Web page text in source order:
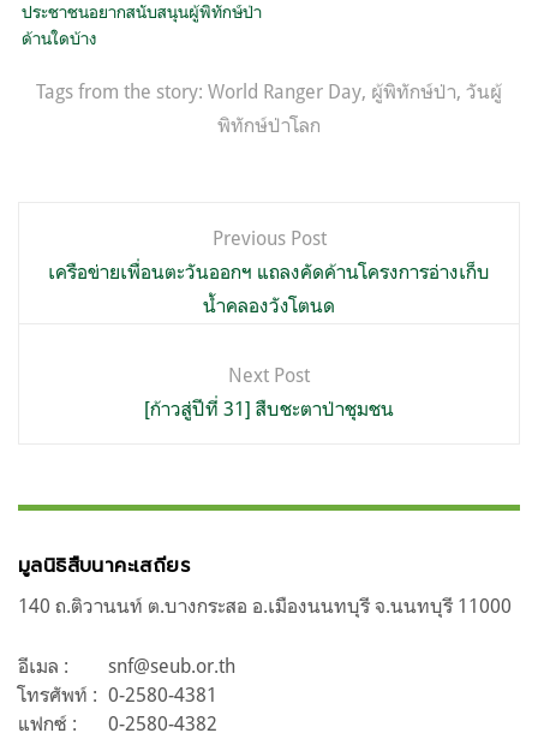
ประชาชนอยากสนับสนุนผู้พิทักษ์ป่า
ด้านใดบ้าง
Tags from the story: World Ranger Day, ผู้พิทักษ์ป่า, วันผู้
พิทักษ์ป่าโลก
เรื่อง
Previous Post
เครือข่ายเพื่อนตะวันออกฯ แถลงคัดค้านโครงการอ่างเก็บ
น้ำคลองวังโตนด
Next Post
[ก้าวสู่ปีที่ 31] สืบชะตาป่าชุมชน
มูลนิธิสืบนาคะเสถียร
140 ถ.ติวานนท์ ต.บางกระสอ อ.เมืองนนทบุรี จ.นนทบุรี 11000
อีเมล :
snf@seub.or.th
โทรศัพท์ : 0-2580-4381
แฟกซ์ :
0-2580-4382